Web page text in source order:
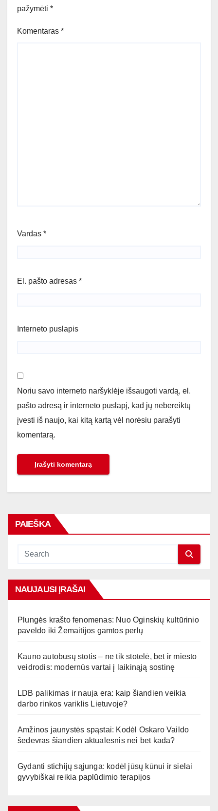
pažymėti *
Komentaras *
Vardas *
El. pašto adresas *
Interneto puslapis
Noriu savo interneto naršyklėje išsaugoti vardą, el.
pašto adresą ir interneto puslapį, kad jų nebereiktų
įvesti iš naujo, kai kitą kartą vėl norėsiu parašyti
komentarą.
PAIEŠKA
NAUJAUSI ĮRAŠAI
Plungės krašto fenomenas: Nuo Oginskių kultūrinio
paveldo iki Žemaitijos gamtos perlų
Kauno autobusų stotis – ne tik stotelė, bet ir miesto
veidrodis: modernūs vartai į laikinąją sostinę
LDB palikimas ir nauja era: kaip šiandien veikia
darbo rinkos variklis Lietuvoje?
Amžinos jaunystės spąstai: Kodėl Oskaro Vaildo
šedevras šiandien aktualesnis nei bet kada?
Gydanti stichijų sąjunga: kodėl jūsų kūnui ir sielai
gyvybiškai reikia paplūdimio terapijos